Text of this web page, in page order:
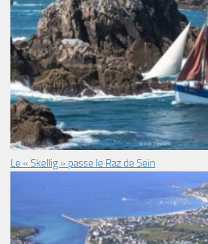
Le « Skellig » passe le Raz de Sein